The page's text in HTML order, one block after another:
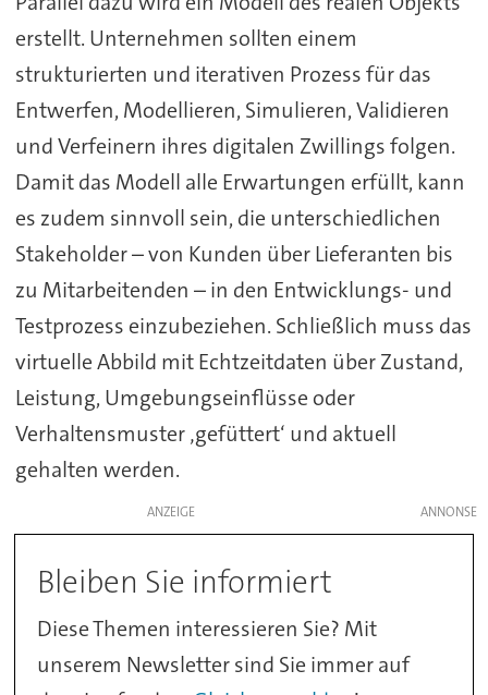
erstellt. Unternehmen sollten einem
strukturierten und iterativen Prozess für das
Entwerfen, Modellieren, Simulieren, Validieren
und Verfeinern ihres digitalen Zwillings folgen.
Damit das Modell alle Erwartungen erfüllt, kann
es zudem sinnvoll sein, die unterschiedlichen
Stakeholder – von Kunden über Lieferanten bis
zu Mitarbeitenden – in den Entwicklungs- und
Testprozess einzubeziehen. Schließlich muss das
virtuelle Abbild mit Echtzeitdaten über Zustand,
Leistung, Umgebungseinflüsse oder
Verhaltensmuster ‚gefüttert‘ und aktuell
gehalten werden.
ANZEIGE
Bleiben Sie informiert
Diese Themen interessieren Sie? Mit
unserem Newsletter sind Sie immer auf